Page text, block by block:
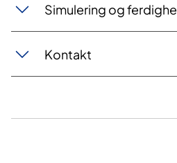
Simulering og
Kontakt